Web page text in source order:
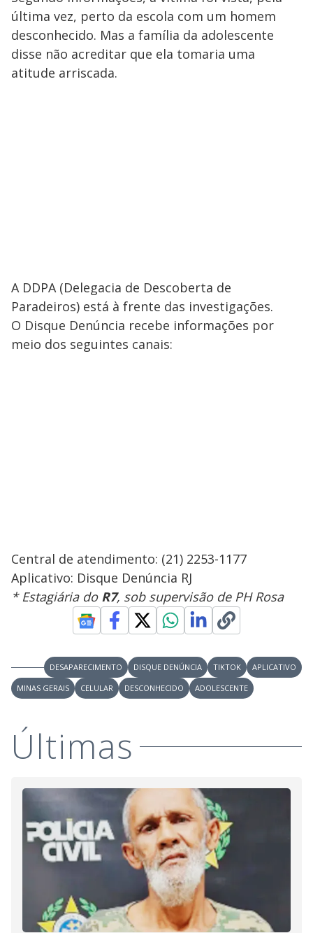
última vez, perto da escola com um homem
desconhecido. Mas a família da adolescente
disse não acreditar que ela tomaria uma
atitude arriscada.
A DDPA (Delegacia de Descoberta de
Paradeiros) está à frente das investigações.
O Disque Denúncia recebe informações por
meio dos seguintes canais:
Central de atendimento: (21) 2253-1177
Aplicativo: Disque Denúncia RJ
* Estagiária do R7, sob supervisão de PH Rosa
DESAPARECIMENTO DISQUE DENÚNCIA TIKTOK
APLICATIVO
MINAS GERAIS
CELULAR DESCONHECIDO ADOLESCENTE
Últimas